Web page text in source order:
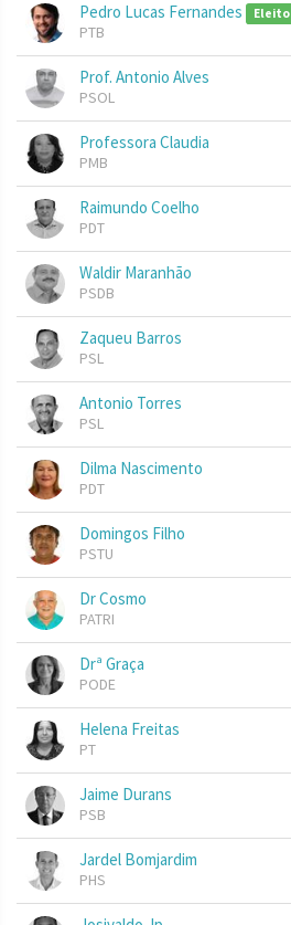
Pedro Lucas Fernandes Eleito
PTB
Prof. Antonio Alves
PSOL
Professora Claudia
PMB
Raimundo Coelho
PDT
Waldir Maranhão
PSDB
Zaqueu Barros
PSL
Antonio Torres
PSL
Dilma Nascimento
PDT
Domingos Filho
PSTU
Dr Cosmo
PATRI
Drª Graça
PODE
Helena Freitas
PT
Jaime Durans
PSB
Jardel Bomjardim
PHS